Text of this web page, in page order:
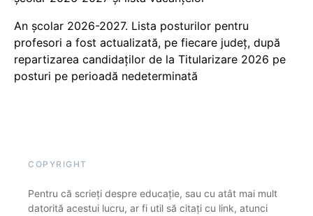
An școlar 2026-2027. Lista posturilor pentru
profesori a fost actualizată, pe fiecare județ, după
repartizarea candidaților de la Titularizare 2026 pe
posturi pe perioadă nedeterminată
COPYRIGHT
Pentru că scrieți despre educație, sau cu atât mai mult
datorită acestui lucru, ar fi util să citați cu link, atunci